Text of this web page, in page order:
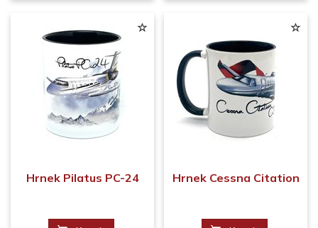
Hrnek Pilatus PC-24 Hrnek Cessna Citation